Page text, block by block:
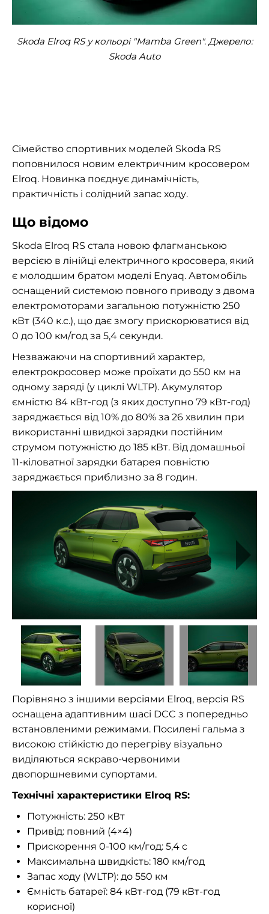
Skoda Elroq RS у кольорі "Mamba Green". Джерело:
Skoda Auto
Сімейство спортивних моделей Skoda RS
поповнилося новим електричним кросовером
Elroq. Новинка поєднує динамічність,
практичність і солідний запас ходу.
Що відомо
Skoda Elroq RS стала новою флагманською
версією в лінійці електричного кросовера, який
є молодшим братом моделі Enyaq. Автомобіль
оснащений системою повного приводу з двома
електромоторами загальною потужністю 250
кВт (340 к.с.), що дає змогу прискорюватися від
0 до 100 км/год за 5,4 секунди.
Незважаючи на спортивний характер,
електрокросовер може проїхати до 550 км на
одному заряді (у циклі WLTP). Акумулятор
ємністю 84 кВт-год (з яких доступно 79 кВт-год)
заряджається від 10% до 80% за 26 хвилин при
використанні швидкої зарядки постійним
струмом потужністю до 185 кВт. Від домашньої
11-кіловатної зарядки батарея повністю
заряджається приблизно за 8 годин.
Порівняно з іншими версіями Elroq, версія RS
оснащена адаптивним шасі DCC з попередньо
встановленими режимами. Посилені гальма з
високою стійкістю до перегріву візуально
виділяються яскраво-червоними
двопоршневими супортами.
Технічні характеристики Elroq RS:
Потужність: 250 кВт
Привід: повний (4×4)
Прискорення 0-100 км/год: 5,4 с
Максимальна швидкість: 180 км/год
Запас ходу (WLTP): до 550 км
Ємність батареї: 84 кВт-год (79 кВт-год
корисної)